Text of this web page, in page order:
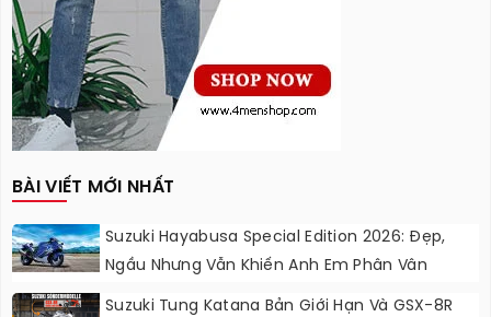
BÀI VIẾT MỚI NHẤT
Suzuki Hayabusa Special Edition 2026: Đẹp,
Ngầu Nhưng Vẫn Khiến Anh Em Phân Vân
Suzuki Tung Katana Bản Giới Hạn Và GSX-8R